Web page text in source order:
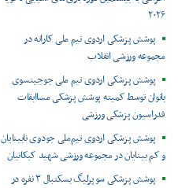
۲۰۲۶
پوشش پزشکی اردوی تیم ملی کاراته در
مجموعه ورزشی انقلاب
پوشش پزشکی اردوی تیم ملی جوجیتسوی
بانوان توسط کمیته پوشش پزشکی مساابقات
فدراسیون پزشکی ورزشی
پوشش پزشکی اردوی تیم‌ملی جودوی نابینایان
و کم بینایان در مجموعه ورزشی شهید کبکانیان
پوشش پزشکی سوپرلیگ بسکتبال ۳ نفره در